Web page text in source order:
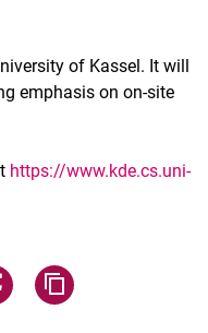
of Kassel. It will
emphasis on on-site
https://www.kde.cs.uni-
teilen
über WhatsApp teilen
Seite über Facebook